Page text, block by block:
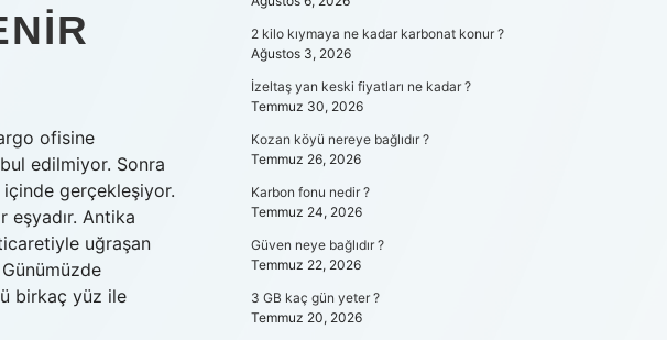
ofisine
edilmiyor. Sonra
içinde gerçekleşiyor.
Antika
uğraşan
birkaç yüz ile
2 kilo kıymaya ne kadar karbonat konur ?
Ağustos 3, 2026
İzeltaş yan keski fiyatları ne kadar ?
Temmuz 30, 2026
Kozan köyü nereye bağlıdır ?
Temmuz 26, 2026
Karbon fonu nedir ?
Temmuz 24, 2026
Güven neye bağlıdır ?
Temmuz 22, 2026
3 GB kaç gün yeter ?
Temmuz 20, 2026